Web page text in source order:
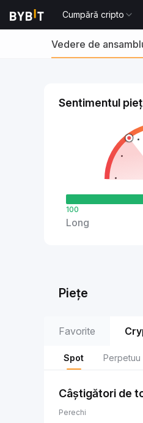
Cumpără cripto
Vedere de
Sentimentul
100
Long
Piețe
Favorite
Spot Perpetuu
Câștigători de
Perechi